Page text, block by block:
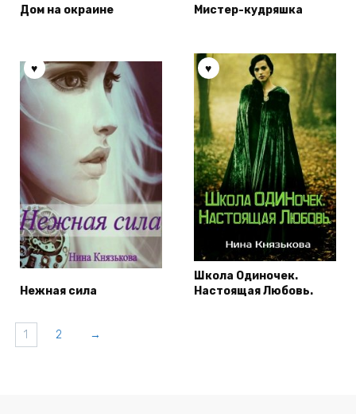
Дом на окраине Мистер-кудряшка
Нежная сила
Школа Одиночек.
Настоящая Любовь.
1 2 →